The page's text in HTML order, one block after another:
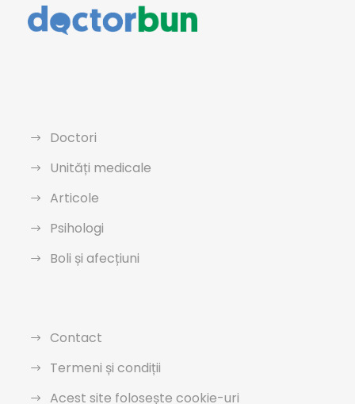
Doctori
Unități medicale
Articole
Psihologi
Boli și afecțiuni
Contact
Termeni și condiții
Acest site folosește cookie-uri